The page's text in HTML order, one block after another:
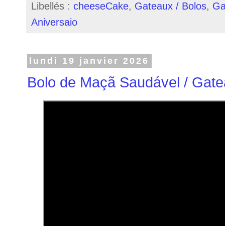
Libellés : cheeseCake, Gateaux / Bolos,
Aniversaio
lundi 19 janvier 2026
Bolo de Maçã Saudável /